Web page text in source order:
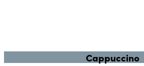
Cappuccino